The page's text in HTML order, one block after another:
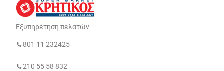
Εξυπηρέτηση πελατών
801 11 232425
210 55 58 832